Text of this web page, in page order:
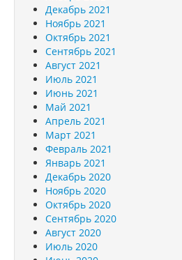
Декабрь 2021
Ноябрь 2021
Октябрь 2021
Сентябрь 2021
Август 2021
Июль 2021
Июнь 2021
Май 2021
Апрель 2021
Март 2021
Февраль 2021
Январь 2021
Декабрь 2020
Ноябрь 2020
Октябрь 2020
Сентябрь 2020
Август 2020
Июль 2020